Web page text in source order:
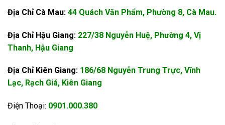
Địa Chỉ Cà Mau: 44 Quách Văn Phẩm, Phường 8, Cà Mau.
Địa Chỉ Hậu Giang: 227/38 Nguyễn Huệ, Phường 4, Vị
Thanh, Hậu Giang
Địa Chỉ Kiên Giang: 186/68 Nguyễn Trung Trực, Vĩnh
Lạc, Rạch Giá, Kiên Giang
Điện Thoại: 0901.000.380